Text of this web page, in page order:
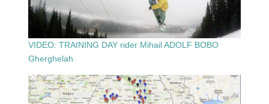
VIDEO: TRAINING DAY rider Mihail ADOLF BOBO
Gherghelah